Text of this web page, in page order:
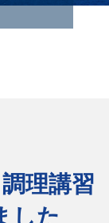
理講習
した